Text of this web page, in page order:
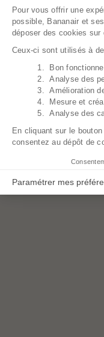
Peluche Géante
Pour vous offrir une
possible, Bananair et
déposer des cookies sur
Ceux-ci sont utilisés à
1. Bon
2. Analyse des
3. Amélioration de
4. Mesure et
5. Analyse des
En cliquant sur le
consentez au dépôt de
Paramétrer mes